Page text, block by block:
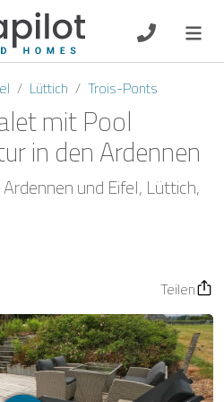
ES FR
Lüttich Trois-Ponts
mit Pool
in den Ardennen
Ardennen und Eifel Lüttich
Teilen